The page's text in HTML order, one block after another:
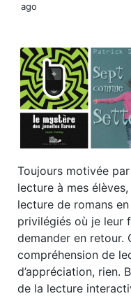
ago
Toujours motivée
lecture à mes
lecture de romans
privilégiés où je leur
demander en retour.
compréhension de
d’appréciation, rien.
de la lecture